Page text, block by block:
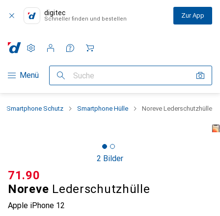
digitec
Schneller finden und bestellen Zur App
Navigation nach Kategorien
Menü Suche
Einstellungen
Kundenkonto
Vergleichslisten
Merklisten
Warenkorb
Smartphone Schutz Smartphone Hülle Noreve Lederschutzhülle
2 Bilder
Noreve Lederschutzhülle
Apple iPhone 12
CHF
71.90